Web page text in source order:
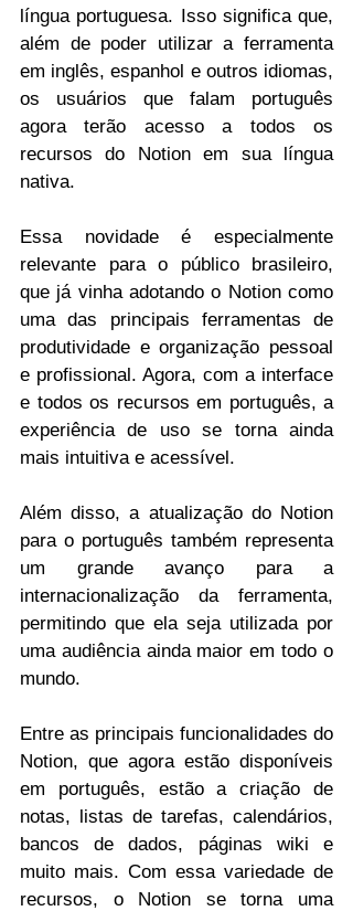
língua portuguesa. Isso significa que,
além de poder utilizar a ferramenta
em inglês, espanhol e outros idiomas,
os usuários que falam português
agora terão acesso a todos os
recursos do Notion em sua língua
nativa.
Essa novidade é especialmente
relevante para o público brasileiro,
que já vinha adotando o Notion como
uma das principais ferramentas de
produtividade e organização pessoal
e profissional. Agora, com a interface
e todos os recursos em português, a
experiência de uso se torna ainda
mais intuitiva e acessível.
Além disso, a atualização do Notion
para o português também representa
um grande avanço para a
internacionalização da ferramenta,
permitindo que ela seja utilizada por
uma audiência ainda maior em todo o
mundo.
Entre as principais funcionalidades do
Notion, que agora estão disponíveis
em português, estão a criação de
notas, listas de tarefas, calendários,
bancos de dados, páginas wiki e
muito mais. Com essa variedade de
recursos, o Notion se torna uma